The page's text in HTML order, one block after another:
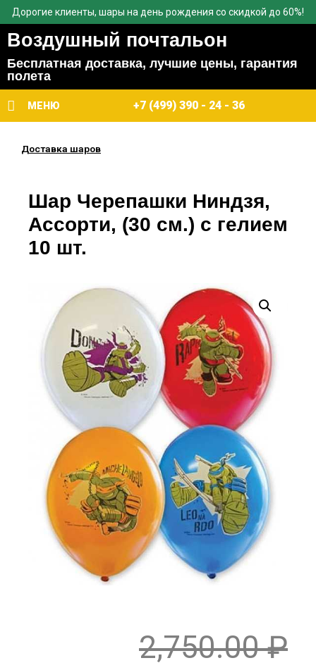
Дорогие клиенты, шары на день рождения со скидкой до 60%!
Воздушный почтальон
Бесплатная доставка, лучшие цены, гарантия
полета
МЕНЮ +7 (499) 390 - 24 - 36
Доставка шаров
Шар Черепашки Ниндзя,
Ассорти, (30 см.) с гелием
10 шт.
2,750.00₽